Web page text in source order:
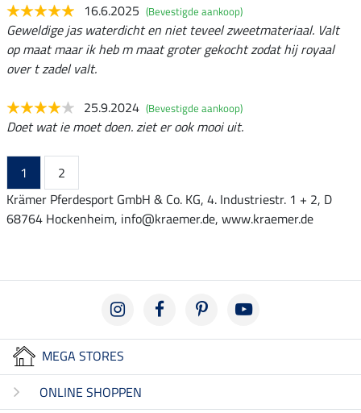
16.6.2025 (Bevestigde aankoop)
Geweldige jas waterdicht en niet teveel zweetmateriaal. Valt
op maat maar ik heb m maat groter gekocht zodat hij royaal
over t zadel valt.
25.9.2024 (Bevestigde aankoop)
Doet wat ie moet doen. ziet er ook mooi uit.
1
2
Krämer Pferdesport GmbH & Co. KG, 4. Industriestr. 1 + 2, D
68764 Hockenheim, info@kraemer.de, www.kraemer.de
MEGA STORES
ONLINE SHOPPEN